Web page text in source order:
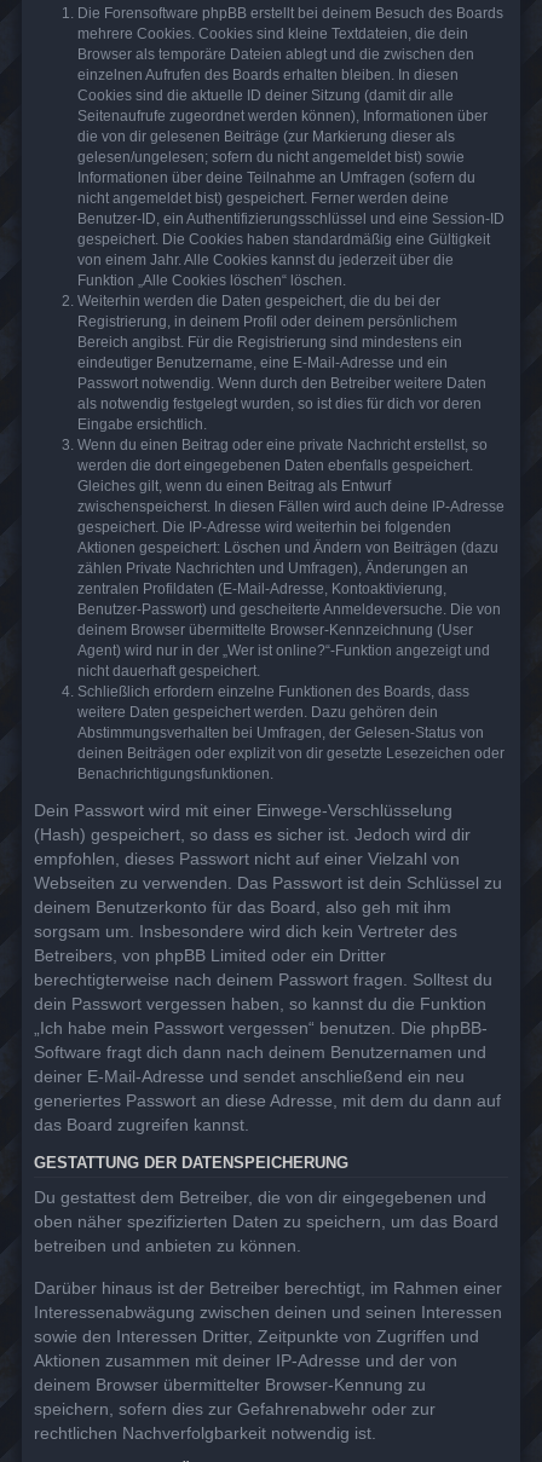
Die Forensoftware phpBB erstellt bei deinem Besuch des Boards
mehrere Cookies. Cookies sind kleine Textdateien, die dein
Browser als temporäre Dateien ablegt und die zwischen den
einzelnen Aufrufen des Boards erhalten bleiben. In diesen
Cookies sind die aktuelle ID deiner Sitzung (damit dir alle
Seitenaufrufe zugeordnet werden können), Informationen über
die von dir gelesenen Beiträge (zur Markierung dieser als
gelesen/ungelesen; sofern du nicht angemeldet bist) sowie
Informationen über deine Teilnahme an Umfragen (sofern du
nicht angemeldet bist) gespeichert. Ferner werden deine
Benutzer-ID, ein Authentifizierungsschlüssel und eine Session-ID
gespeichert. Die Cookies haben standardmäßig eine Gültigkeit
von einem Jahr. Alle Cookies kannst du jederzeit über die
Funktion „Alle Cookies löschen“ löschen.
Weiterhin werden die Daten gespeichert, die du bei der
Registrierung, in deinem Profil oder deinem persönlichem
Bereich angibst. Für die Registrierung sind mindestens ein
eindeutiger Benutzername, eine E-Mail-Adresse und ein
Passwort notwendig. Wenn durch den Betreiber weitere Daten
als notwendig festgelegt wurden, so ist dies für dich vor deren
Eingabe ersichtlich.
Wenn du einen Beitrag oder eine private Nachricht erstellst, so
werden die dort eingegebenen Daten ebenfalls gespeichert.
Gleiches gilt, wenn du einen Beitrag als Entwurf
zwischenspeicherst. In diesen Fällen wird auch deine IP-Adresse
gespeichert. Die IP-Adresse wird weiterhin bei folgenden
Aktionen gespeichert: Löschen und Ändern von Beiträgen (dazu
zählen Private Nachrichten und Umfragen), Änderungen an
zentralen Profildaten (E-Mail-Adresse, Kontoaktivierung,
Benutzer-Passwort) und gescheiterte Anmeldeversuche. Die von
deinem Browser übermittelte Browser-Kennzeichnung (User
Agent) wird nur in der „Wer ist online?“-Funktion angezeigt und
nicht dauerhaft gespeichert.
Schließlich erfordern einzelne Funktionen des Boards, dass
weitere Daten gespeichert werden. Dazu gehören dein
Abstimmungsverhalten bei Umfragen, der Gelesen-Status von
deinen Beiträgen oder explizit von dir gesetzte Lesezeichen oder
Benachrichtigungsfunktionen.
Dein Passwort wird mit einer Einwege-Verschlüsselung
(Hash) gespeichert, so dass es sicher ist. Jedoch wird dir
empfohlen, dieses Passwort nicht auf einer Vielzahl von
Webseiten zu verwenden. Das Passwort ist dein Schlüssel zu
deinem Benutzerkonto für das Board, also geh mit ihm
sorgsam um. Insbesondere wird dich kein Vertreter des
Betreibers, von phpBB Limited oder ein Dritter
berechtigterweise nach deinem Passwort fragen. Solltest du
dein Passwort vergessen haben, so kannst du die Funktion
„Ich habe mein Passwort vergessen“ benutzen. Die phpBB-
Software fragt dich dann nach deinem Benutzernamen und
deiner E-Mail-Adresse und sendet anschließend ein neu
generiertes Passwort an diese Adresse, mit dem du dann auf
das Board zugreifen kannst.
GESTATTUNG DER DATENSPEICHERUNG
Du gestattest dem Betreiber, die von dir eingegebenen und
oben näher spezifizierten Daten zu speichern, um das Board
betreiben und anbieten zu können.
Darüber hinaus ist der Betreiber berechtigt, im Rahmen einer
Interessenabwägung zwischen deinen und seinen Interessen
sowie den Interessen Dritter, Zeitpunkte von Zugriffen und
Aktionen zusammen mit deiner IP-Adresse und der von
deinem Browser übermittelter Browser-Kennung zu
speichern, sofern dies zur Gefahrenabwehr oder zur
rechtlichen Nachverfolgbarkeit notwendig ist.